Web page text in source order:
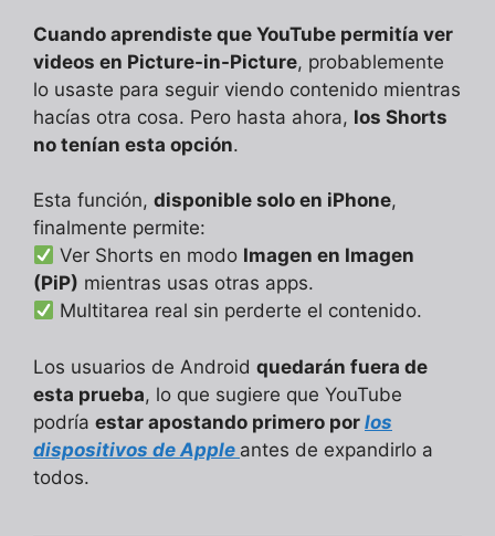
Cuando aprendiste que YouTube permitía ver
videos en Picture-in-Picture, probablemente
lo usaste para seguir viendo contenido mientras
hacías otra cosa. Pero hasta ahora, los Shorts
no tenían esta opción.
Esta función, disponible solo en iPhone,
finalmente permite:
Ver Shorts en modo Imagen en Imagen
(PiP) mientras usas otras apps.
Multitarea real sin perderte el contenido.
Los usuarios de Android quedarán fuera de
esta prueba, lo que sugiere que YouTube
podría estar apostando primero por los
dispositivos de Apple antes de expandirlo a
todos.